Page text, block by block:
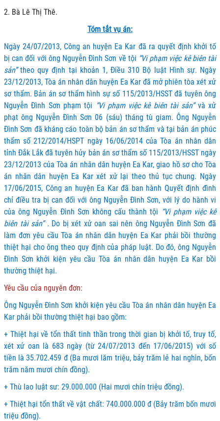
2. Bà Lê Thị Thê.
Tóm tắt vụ án:
Ngày 24/07/2013, Công an huyện Ea Kar đã ra quyết định khởi tố
bị can đối với ông Nguyễn Đình Sơn về tội “Vi phạm việc kê biên tài
sản”theo quy định tại khoản 1, Điều 310 Bộ luật Hình sự. Ngày
23/12/2013, Tòa án nhân dân huyện Ea Kar đã mở phiên tòa xét xử
sơ thẩm. Bản án sơ thẩm hình sự số 115/2013/HSST đã tuyên ông
Nguyễn Đình Sơn phạm tội “Vi phạm việc kê biên tài sản” và xử
phạt ông Nguyễn Đình Sơn 06 (sáu) tháng tù giam. Ông Nguyễn
Đình Sơn đã kháng cáo toàn bộ bản án sơ thẩm và tại bản án phúc
thẩm số 212/2014/HSPT ngày 16/06/2014 của Tòa án nhân dân
tỉnh Đắk Lắk đã tuyên hủy bản án sơ thẩm số 115/2013/HSST ngày
23/12/2013 của Tòa án nhân dân huyện Ea Kar, giao hồ sơ cho Tòa
án nhân dân huyện Ea Kar xét xử lại theo thủ tục chung. Ngày
17/06/2015, Công an huyện Ea Kar đã ban hành Quyết định đình
chỉ điều tra bị can đối với ông Nguyễn Đình Sơn, với lý do hành vi
của ông Nguyễn Đình Sơn không cấu thành tội “Vi phạm việc kê
biên tài sản” . Do bị xét xử oan sai nên ông Nguyễn Đình Sơn đã
làm đơn yêu cầu Tòa án nhân dân huyện Ea Kar phải bồi thường
thiệt hại cho ông theo quy định của pháp luật. Do đó, ông Nguyễn
Đình Sơn khởi kiện yêu cầu Tòa án nhân dân huyện Ea Kar bồi
thường thiệt hại.
Yêu cầu của nguyên đơn:
Ông Nguyễn Đình Sơn khởi kiện yêu cầu Tòa án nhân dân huyện Ea
Kar phải bồi thường thiệt hại bao gồm:
+ Thiệt hại về tổn thất tinh thần trong thời gian bị khởi tố, truy tố,
xét xử oan là 683 ngày (từ 24/07/2013 đến 17/06/2015) với số
tiền là 35.702.459 đ (Ba mươi lăm triệu, bảy trăm lẻ hai nghìn, bốn
trăm năm mươi chín đồng).
+ Thù lao luật sư: 29.000.000 (Hai mươi chín triệu đồng).
+ Thiệt hại tổn thất về vật chất: 740.000.000 đ (Bảy trăm bốn mươi
triệu đồng).